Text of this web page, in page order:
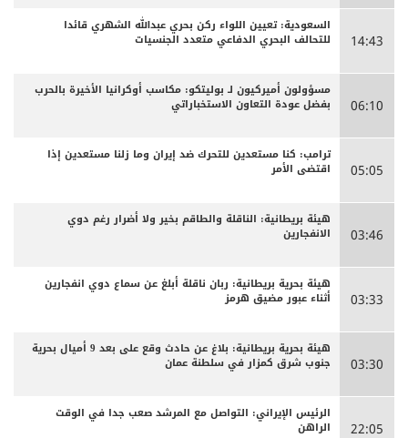
14:43
السعودية: تعيين اللواء ركن بحري عبدالله الشهري قائدا
للتحالف البحري الدفاعي متعدد الجنسيات
06:10
مسؤولون أميركيون لـ بوليتكو: مكاسب أوكرانيا الأخيرة بالحرب
بفضل عودة التعاون الاستخباراتي
05:05
ترامب: كنا مستعدين للتحرك ضد إيران وما زلنا مستعدين إذا
اقتضى الأمر
03:46
هيئة بريطانية: الناقلة والطاقم بخير ولا أضرار رغم دوي
الانفجارين
03:33
هيئة بحرية بريطانية: ربان ناقلة أبلغ عن سماع دوي انفجارين
أثناء عبور مضيق هرمز
03:30
هيئة بحرية بريطانية: بلاغ عن حادث وقع على بعد 9 أميال بحرية
جنوب شرق كمزار في سلطنة عمان
22:05
الرئيس الإيراني: التواصل مع المرشد صعب جدا في الوقت
الراهن